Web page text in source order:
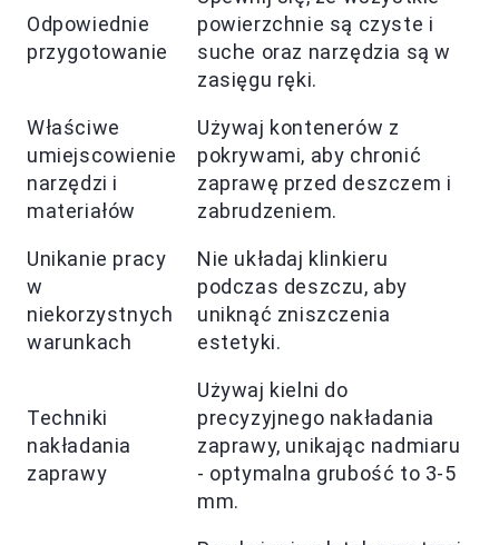
Odpowiednie
przygotowanie
powierzchnie są czyste i
suche oraz narzędzia są w
zasięgu ręki.
Właściwe
umiejscowienie
narzędzi i
materiałów
Używaj kontenerów z
pokrywami, aby chronić
zaprawę przed deszczem i
zabrudzeniem.
Unikanie pracy
w
niekorzystnych
warunkach
Nie układaj klinkieru
podczas deszczu, aby
uniknąć zniszczenia
estetyki.
Techniki
nakładania
zaprawy
Używaj kielni do
precyzyjnego nakładania
zaprawy, unikając nadmiaru
- optymalna grubość to 3-5
mm.